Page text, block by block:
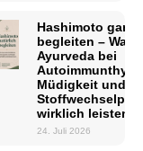
Hashimoto
begleiten – Was
Ayurveda bei
Müdigkeit und
wirklich leisten
24. Juli 2026